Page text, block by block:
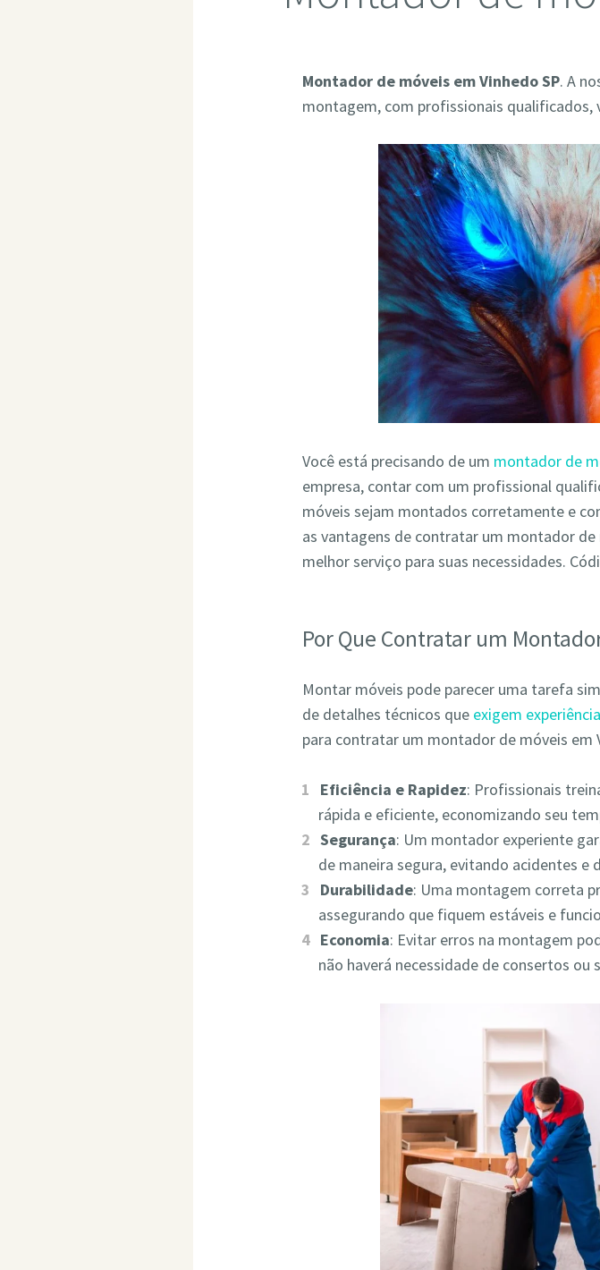
Montador de móveis em Vinhedo SP. A
montagem, com profissionais qualificados,
Você está precisando de um montador de
empresa, contar com um profissional
móveis sejam montados corretamente e
as vantagens de contratar um montador
melhor serviço para suas necessidades.
Por Que Contratar um
Montar móveis pode parecer uma tarefa
de detalhes técnicos que exigem experiência
para contratar um montador de móveis em
Eficiência e Rapidez: Profissionais
rápida e eficiente, economizando seu
Segurança: Um montador experiente
de maneira segura, evitando acidentes e
Durabilidade: Uma montagem correta
assegurando que fiquem estáveis e
Economia: Evitar erros na montagem
não haverá necessidade de consertos